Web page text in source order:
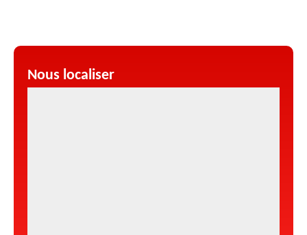
Nous localiser